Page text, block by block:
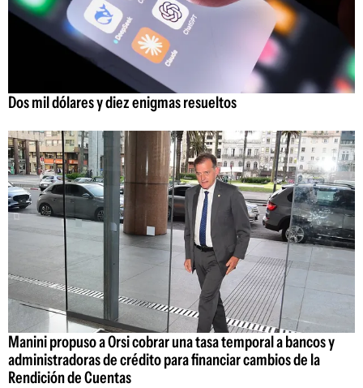
Dos mil dólares y diez enigmas resueltos
Manini propuso a Orsi cobrar una tasa temporal a bancos y
administradoras de crédito para financiar cambios de la
Rendición de Cuentas